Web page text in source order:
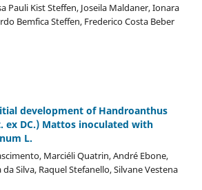
Pauli Kist Steffen, Joseila Maldaner, Ionara
Bemfica Steffen, Frederico Costa Beber
development of Handroanthus
ex DC.) Mattos inoculated with
L.
Marciéli Quatrin, André Ebone,
Silva, Raquel Stefanello, Silvane Vestena